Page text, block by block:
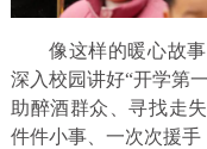
像这样的暖心故
深入校园讲好“开学第
助醉酒群众、寻找走
件件小事、一次次援手